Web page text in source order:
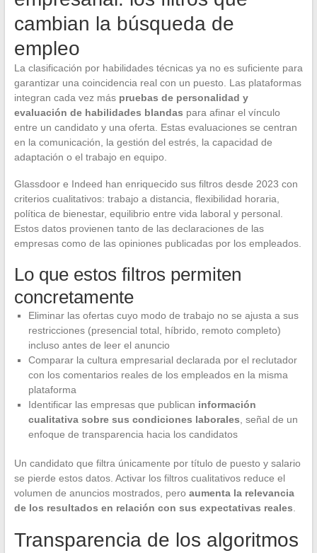
cambian la búsqueda de
empleo
La clasificación por habilidades técnicas ya no es suficiente para
garantizar una coincidencia real con un puesto. Las plataformas
integran cada vez más pruebas de personalidad y
evaluación de habilidades blandas para afinar el vínculo
entre un candidato y una oferta. Estas evaluaciones se centran
en la comunicación, la gestión del estrés, la capacidad de
adaptación o el trabajo en equipo.
Glassdoor e Indeed han enriquecido sus filtros desde 2023 con
criterios cualitativos: trabajo a distancia, flexibilidad horaria,
política de bienestar, equilibrio entre vida laboral y personal.
Estos datos provienen tanto de las declaraciones de las
empresas como de las opiniones publicadas por los empleados.
Lo que estos filtros permiten
concretamente
Eliminar las ofertas cuyo modo de trabajo no se ajusta a sus
restricciones (presencial total, híbrido, remoto completo)
incluso antes de leer el anuncio
Comparar la cultura empresarial declarada por el reclutador
con los comentarios reales de los empleados en la misma
plataforma
Identificar las empresas que publican información
cualitativa sobre sus condiciones laborales , señal de un
enfoque de transparencia hacia los candidatos
Un candidato que filtra únicamente por título de puesto y salario
se pierde estos datos. Activar los filtros cualitativos reduce el
volumen de anuncios mostrados, pero aumenta la relevancia
de los resultados en relación con sus expectativas reales
Transparencia de los algoritmos